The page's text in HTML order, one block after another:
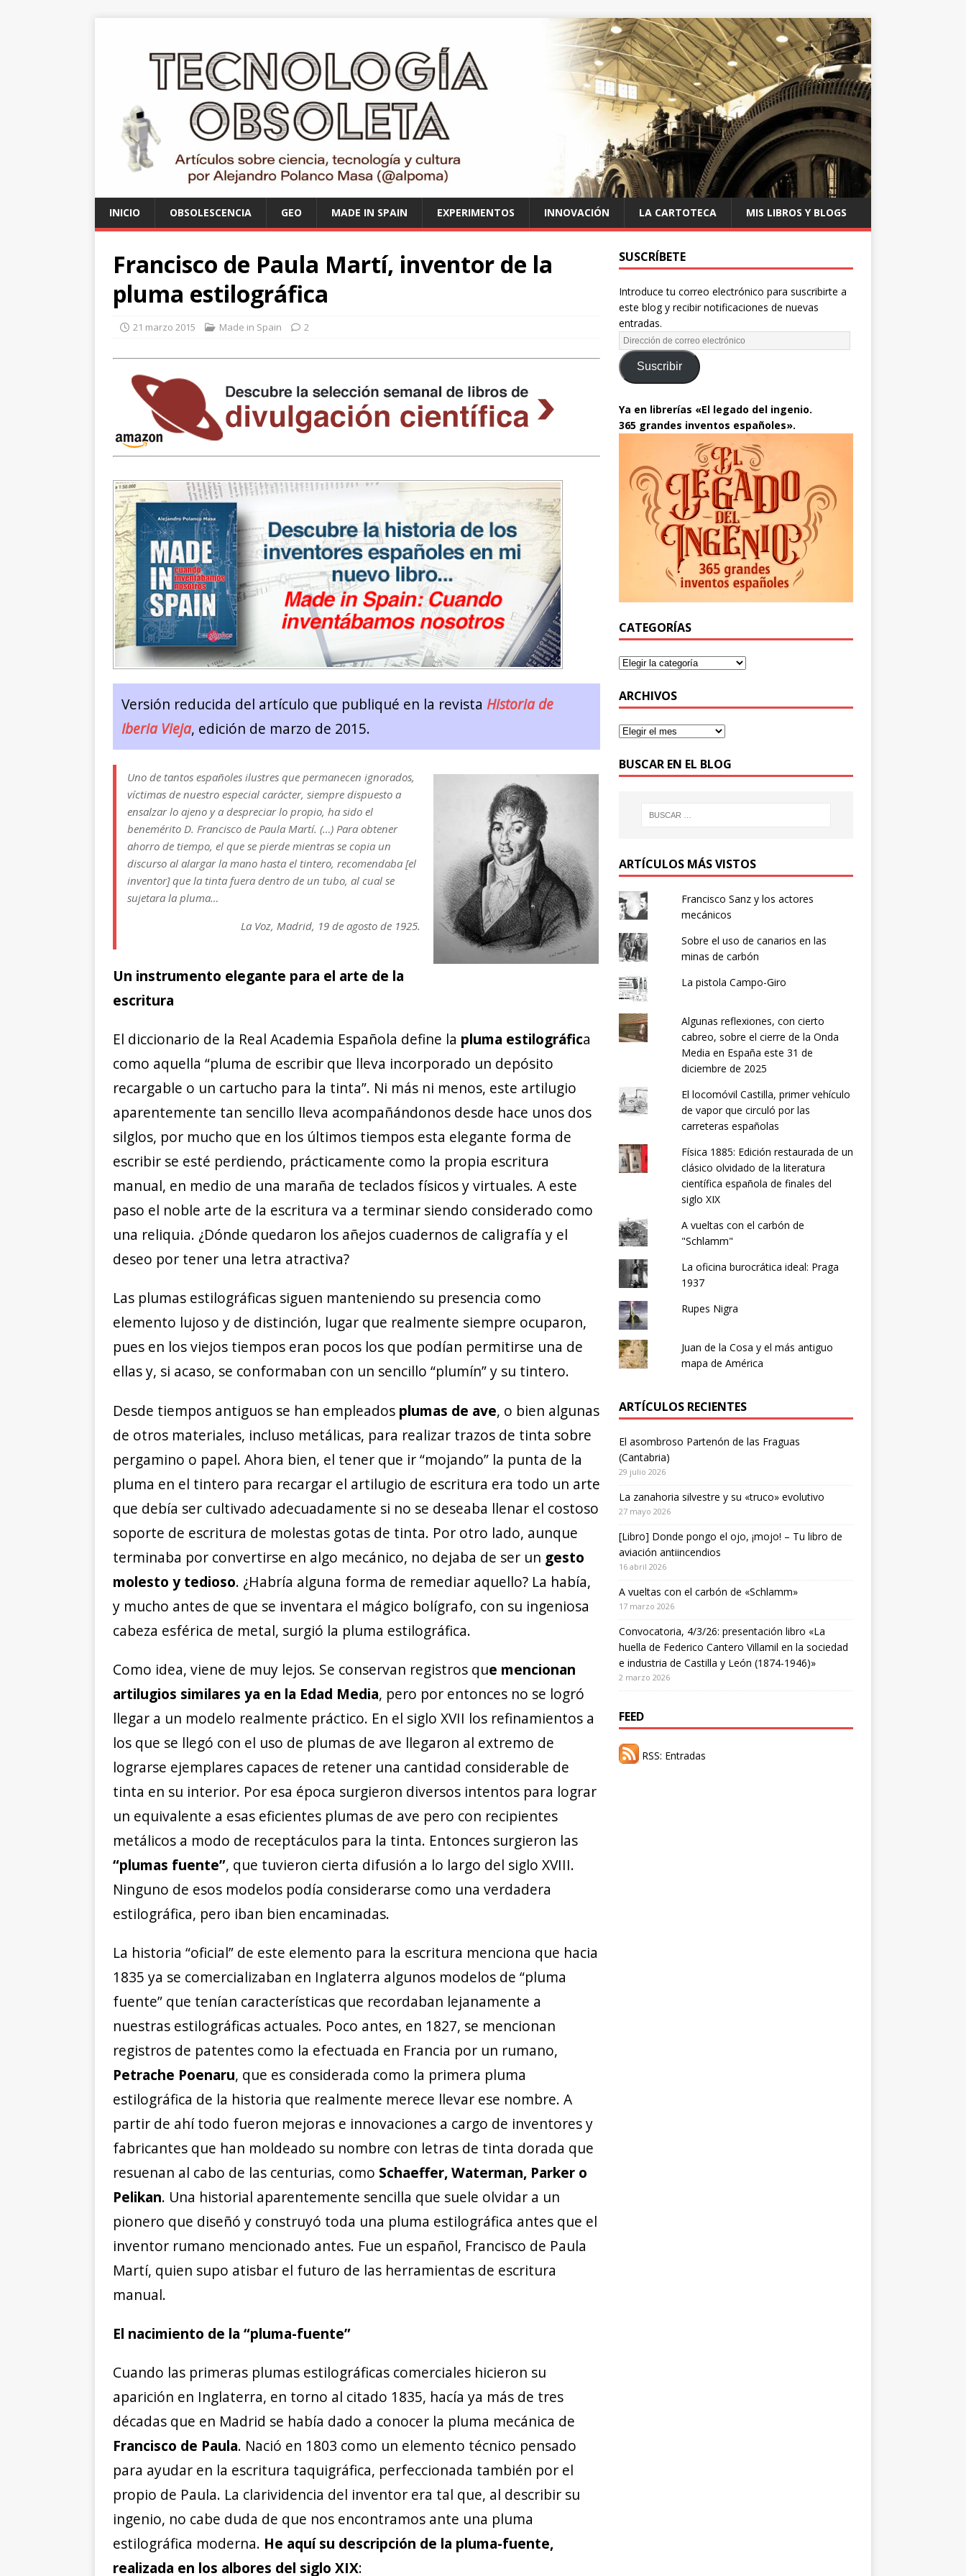
INICIO OBSOLESCENCIA GEO MADE IN SPAIN EXPERIMENTOS INNOVACIÓN LA CARTOTECA MIS LIBROS Y BLOGS
Francisco de Paula Martí, inventor de la
pluma estilográfica
21 marzo 2015 Made in Spain 2
Versión reducida del artículo que publiqué en la revista Historia de
Iberia Vieja, edición de marzo de 2015.
Uno de tantos españoles ilustres que permanecen ignorados,
víctimas de nuestro especial carácter, siempre dispuesto a
ensalzar lo ajeno y a despreciar lo propio, ha sido el
benemérito D. Francisco de Paula Martí. (…) Para obtener
ahorro de tiempo, el que se pierde mientras se copia un
discurso al alargar la mano hasta el tintero, recomendaba [el
inventor] que la tinta fuera dentro de un tubo, al cual se
sujetara la pluma…
La Voz, Madrid, 19 de agosto de 1925.
Un instrumento elegante para el arte de la
escritura
El diccionario de la Real Academia Española define la pluma estilográfica
como aquella “pluma de escribir que lleva incorporado un depósito
recargable o un cartucho para la tinta”. Ni más ni menos, este artilugio
aparentemente tan sencillo lleva acompañándonos desde hace unos dos
silglos, por mucho que en los últimos tiempos esta elegante forma de
escribir se esté perdiendo, prácticamente como la propia escritura
manual, en medio de una maraña de teclados físicos y virtuales. A este
paso el noble arte de la escritura va a terminar siendo considerado como
una reliquia. ¿Dónde quedaron los añejos cuadernos de caligrafía y el
deseo por tener una letra atractiva?
Las plumas estilográficas siguen manteniendo su presencia como
elemento lujoso y de distinción, lugar que realmente siempre ocuparon,
pues en los viejos tiempos eran pocos los que podían permitirse una de
ellas y, si acaso, se conformaban con un sencillo “plumín” y su tintero.
Desde tiempos antiguos se han empleados plumas de ave, o bien algunas
de otros materiales, incluso metálicas, para realizar trazos de tinta sobre
pergamino o papel. Ahora bien, el tener que ir “mojando” la punta de la
pluma en el tintero para recargar el artilugio de escritura era todo un arte
que debía ser cultivado adecuadamente si no se deseaba llenar el costoso
soporte de escritura de molestas gotas de tinta. Por otro lado, aunque
terminaba por convertirse en algo mecánico, no dejaba de ser un gesto
molesto y tedioso. ¿Habría alguna forma de remediar aquello? La había,
y mucho antes de que se inventara el mágico bolígrafo, con su ingeniosa
cabeza esférica de metal, surgió la pluma estilográfica.
Como idea, viene de muy lejos. Se conservan registros que mencionan
artilugios similares ya en la Edad Media, pero por entonces no se logró
llegar a un modelo realmente práctico. En el siglo XVII los refinamientos a
los que se llegó con el uso de plumas de ave llegaron al extremo de
lograrse ejemplares capaces de retener una cantidad considerable de
tinta en su interior. Por esa época surgieron diversos intentos para lograr
un equivalente a esas eficientes plumas de ave pero con recipientes
metálicos a modo de receptáculos para la tinta. Entonces surgieron las
“plumas fuente”, que tuvieron cierta difusión a lo largo del siglo XVIII.
Ninguno de esos modelos podía considerarse como una verdadera
estilográfica, pero iban bien encaminadas.
La historia “oficial” de este elemento para la escritura menciona que hacia
1835 ya se comercializaban en Inglaterra algunos modelos de “pluma
fuente” que tenían características que recordaban lejanamente a
nuestras estilográficas actuales. Poco antes, en 1827, se mencionan
registros de patentes como la efectuada en Francia por un rumano,
Petrache Poenaru, que es considerada como la primera pluma
estilográfica de la historia que realmente merece llevar ese nombre. A
partir de ahí todo fueron mejoras e innovaciones a cargo de inventores y
fabricantes que han moldeado su nombre con letras de tinta dorada que
resuenan al cabo de las centurias, como Schaeffer, Waterman, Parker o
Pelikan. Una historial aparentemente sencilla que suele olvidar a un
pionero que diseñó y construyó toda una pluma estilográfica antes que el
inventor rumano mencionado antes. Fue un español, Francisco de Paula
Martí, quien supo atisbar el futuro de las herramientas de escritura
manual.
El nacimiento de la “pluma-fuente”
Cuando las primeras plumas estilográficas comerciales hicieron su
aparición en Inglaterra, en torno al citado 1835, hacía ya más de tres
décadas que en Madrid se había dado a conocer la pluma mecánica de
Francisco de Paula. Nació en 1803 como un elemento técnico pensado
para ayudar en la escritura taquigráfica, perfeccionada también por el
propio de Paula. La clarividencia del inventor era tal que, al describir su
ingenio, no cabe duda de que nos encontramos ante una pluma
estilográfica moderna. He aquí su descripción de la pluma-fuente,
realizada en los albores del siglo XIX:
SUSCRÍBETE
Introduce tu correo electrónico para suscribirte a
este blog y recibir notificaciones de nuevas
entradas.
Suscribir
Ya en librerías «El legado del ingenio.
365 grandes inventos españoles».
CATEGORÍAS
ARCHIVOS
BUSCAR EN EL BLOG
ARTÍCULOS MÁS VISTOS
Francisco Sanz y los actores
mecánicos
Sobre el uso de canarios en las
minas de carbón
La pistola Campo-Giro
Algunas reflexiones, con cierto
cabreo, sobre el cierre de la Onda
Media en España este 31 de
diciembre de 2025
El locomóvil Castilla, primer vehículo
de vapor que circuló por las
carreteras españolas
Física 1885: Edición restaurada de un
clásico olvidado de la literatura
científica española de finales del
siglo XIX
A vueltas con el carbón de
"Schlamm"
La oficina burocrática ideal: Praga
1937
Rupes Nigra
Juan de la Cosa y el más antiguo
mapa de América
ARTÍCULOS RECIENTES
El asombroso Partenón de las Fraguas
(Cantabria)
29 julio 2026
La zanahoria silvestre y su «truco» evolutivo
27 mayo 2026
[Libro] Donde pongo el ojo, ¡mojo! – Tu libro de
aviación antiincendios
16 abril 2026
A vueltas con el carbón de «Schlamm»
17 marzo 2026
Convocatoria, 4/3/26: presentación libro «La
huella de Federico Cantero Villamil en la sociedad
e industria de Castilla y León (1874-1946)»
2 marzo 2026
FEED
RSS: Entradas